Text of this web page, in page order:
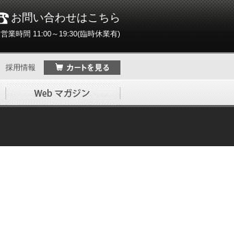
お問い合わせはこちら
営業時間 11:00～19:30(臨時休業有)
採用情報